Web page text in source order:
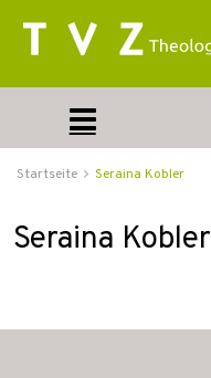
Startseite Seraina Kobler
Seraina Kobler